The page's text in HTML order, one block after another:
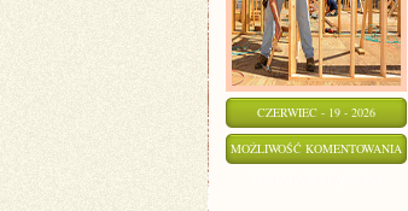
CZERWIEC - 19 - 2026
MOŻLIWOŚĆ KOMENTOWANIA